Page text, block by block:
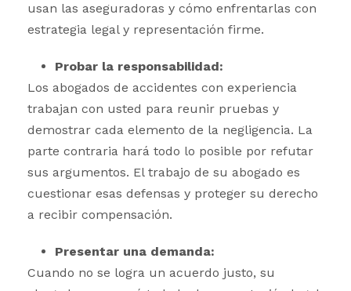
usan las aseguradoras y cómo enfrentarlas con
estrategia legal y representación firme.
Probar la responsabilidad:
Los abogados de accidentes con experiencia
trabajan con usted para reunir pruebas y
demostrar cada elemento de la negligencia. La
parte contraria hará todo lo posible por refutar
sus argumentos. El trabajo de su abogado es
cuestionar esas defensas y proteger su derecho
a recibir compensación.
Presentar una demanda:
Cuando no se logra un acuerdo justo, su